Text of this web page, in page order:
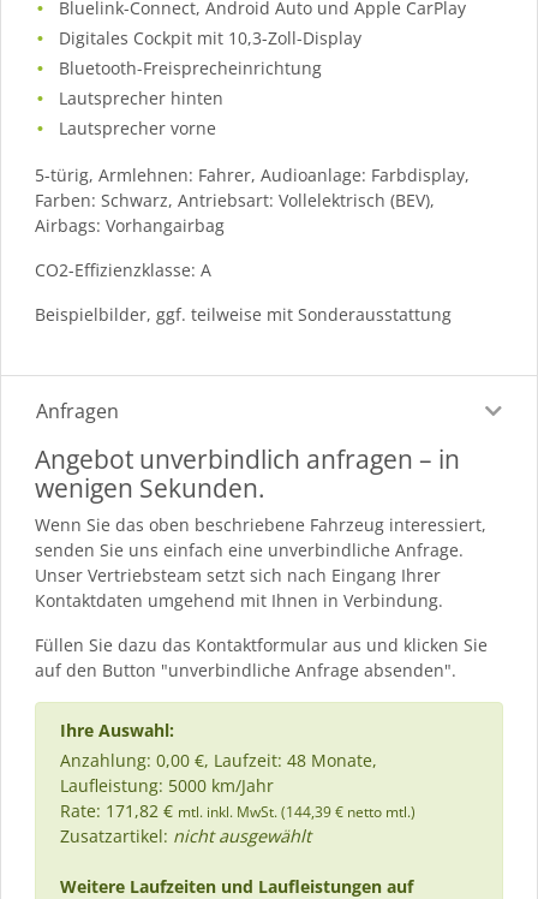
Bluelink-Connect, Android Auto und Apple CarPlay
Digitales Cockpit mit 10,3-Zoll-Display
Bluetooth-Freisprecheinrichtung
Lautsprecher hinten
Lautsprecher vorne
5-türig, Armlehnen: Fahrer, Audioanlage: Farbdisplay,
Farben: Schwarz, Antriebsart: Vollelektrisch (BEV),
Airbags: Vorhangairbag
CO2-Effizienzklasse: A
Beispielbilder, ggf. teilweise mit Sonderausstattung
Anfragen
Angebot unverbindlich anfragen – in
wenigen Sekunden.
Wenn Sie das oben beschriebene Fahrzeug interessiert,
senden Sie uns einfach eine unverbindliche Anfrage.
Unser Vertriebsteam setzt sich nach Eingang Ihrer
Kontaktdaten umgehend mit Ihnen in Verbindung.
Füllen Sie dazu das Kontaktformular aus und klicken Sie
auf den Button "unverbindliche Anfrage absenden".
Ihre Auswahl:
Anzahlung: 0,00 €, Laufzeit: 48 Monate,
Laufleistung: 5000 km/Jahr
Rate: 171,82 € mtl. inkl. MwSt. (144,39 € netto mtl.)
Zusatzartikel: nicht ausgewählt
Weitere Laufzeiten und Laufleistungen auf